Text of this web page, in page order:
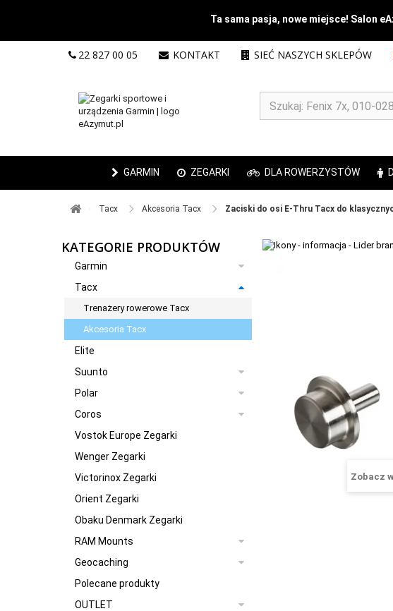
Ta sama pasja, nowe miejsce! Salon
22 827 00 05 KONTAKT SIEĆ NASZYCH SKLEPÓW
GARMIN ZEGARKI DLA ROWERZYSTÓW
Tacx ​ Akcesoria Tacx ​ Zaciski do osi E-Thru Tacx do
KATEGORIE PRODUKTÓW
Garmin
Tacx
Trenażery rowerowe Tacx
Akcesoria Tacx
Elite
Suunto
Polar
Coros
Vostok Europe Zegarki
Wenger Zegarki
Victorinox Zegarki
Orient Zegarki
Obaku Denmark Zegarki
RAM Mounts
Geocaching
Polecane produkty
OUTLET
Zobacz